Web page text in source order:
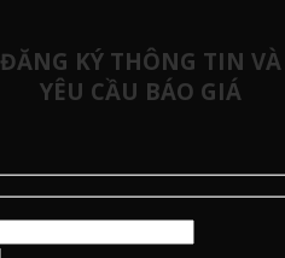
ĐĂNG KÝ THÔNG TIN VÀ
YÊU CẦU BÁO GIÁ